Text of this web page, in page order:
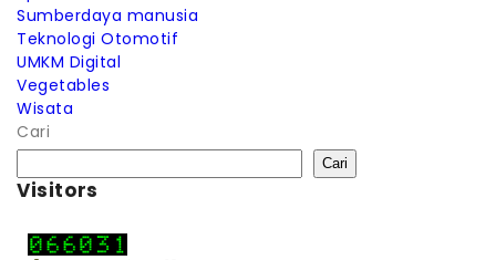
Sumberdaya manusia
Teknologi Otomotif
UMKM Digital
Vegetables
Wisata
Cari
Cari
Visitors